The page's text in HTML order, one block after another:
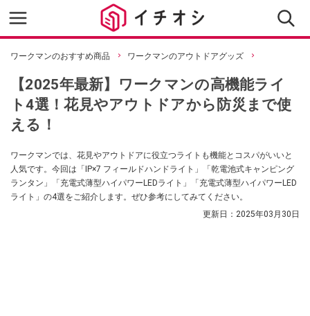
ワークマンのおすすめ商品 ワークマンのアウトドアグッズ
【2025年最新】ワークマンの高機能ライ
ト4選！花見やアウトドアから防災まで使
える！
ワークマンでは、花見やアウトドアに役立つライトも機能とコスパがいいと
人気です。今回は「IP×7 フィールドハンドライト」「乾電池式キャンピング
ランタン」「充電式薄型ハイパワーLEDライト」「充電式薄型ハイパワーLED
ライト」の4選をご紹介します。ぜひ参考にしてみてください。
更新日： 2025年03月30日